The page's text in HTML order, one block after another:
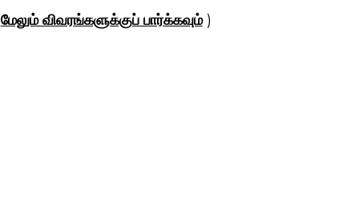
மேலும் விவரங்களுக்குப் பார்க்கவும்)